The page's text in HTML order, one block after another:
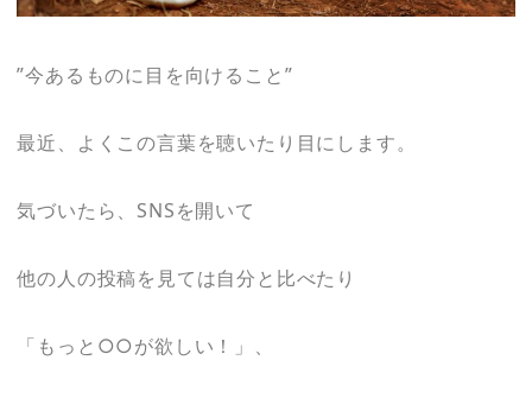
”今あるものに目を向けること”
最近、よくこの言葉を聴いたり目にします。
気づいたら、SNSを開いて
他の人の投稿を見ては自分と比べたり
「もっと○○が欲しい！」、